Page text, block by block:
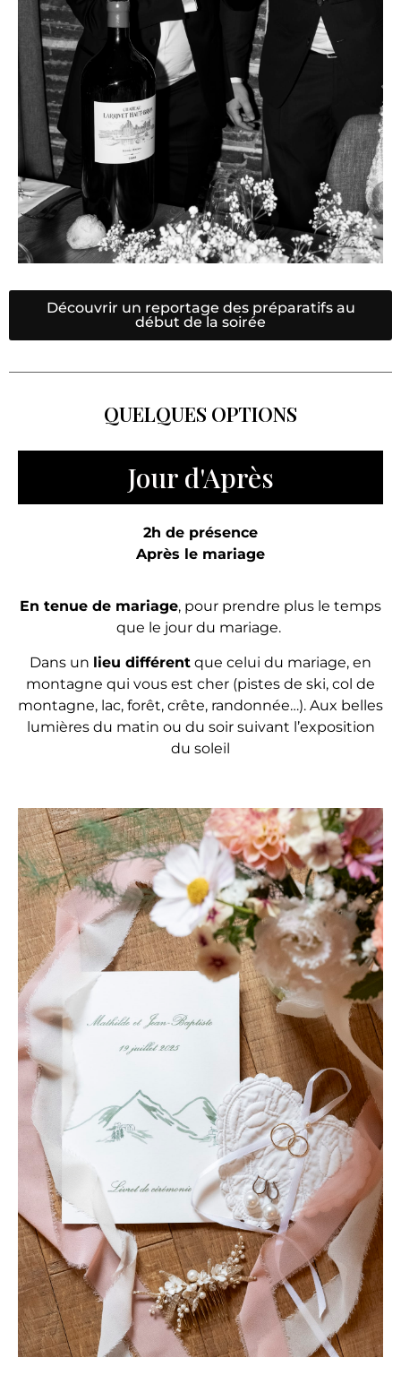
Découvrir un reportage des préparatifs au
début de la soirée
QUELQUES OPTIONS
Jour d'Après
2h de présence
Après le mariage
En tenue de mariage, pour prendre plus le temps
que le jour du mariage.
Dans un lieu différent que celui du mariage, en
montagne qui vous est cher (pistes de ski, col de
montagne, lac, forêt, crête, randonnée…). Aux belles
lumières du matin ou du soir suivant l’exposition
du soleil